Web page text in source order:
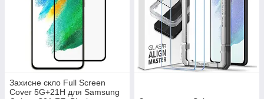
Захисне скло Full Screen
Cover 5G+21H для Samsung